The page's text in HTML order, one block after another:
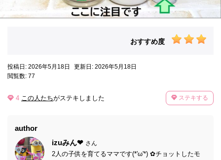
おすすめ度
投稿日: 2026年5月18日
更新日: 2026年5月18日
閲覧数: 77
4 この人たちがステキしました ステキする
author
izuみん❤ さん
2人の子供を育てるママです(*'ω'*) ✿チョットしたモ